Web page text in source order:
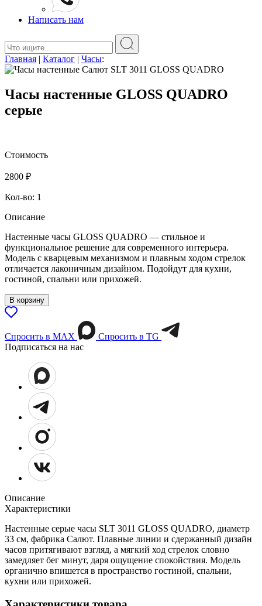
Написать нам
Главная | Каталог | Часы:
Часы настенные GLOSS QUADRO
серые
Стоимость
2800 ₽
Кол-во: 1
Описание
Настенные часы GLOSS QUADRO — стильное и
функциональное решение для современного интерьера.
Модель с кварцевым механизмом и плавным ходом стрелок
отличается лаконичным дизайном. Подойдут для кухни,
гостиной, спальни или прихожей.
В корзину
Спросить в МАХ
Спросить в TG
Подписаться на нас
Описание
Характеристики
Настенные серые часы SLT 3011 GLOSS QUADRO, диаметр
33 см, фабрика Салют. Плавные линии и сдержанный дизайн
часов притягивают взгляд, а мягкий ход стрелок словно
замедляет бег минут, даря ощущение спокойствия. Модель
органично впишется в пространство гостиной, спальни,
кухни или прихожей.